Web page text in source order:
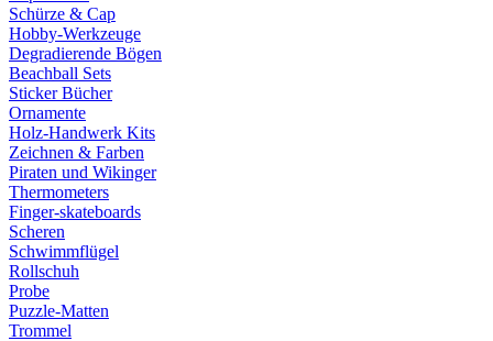
Schürze & Cap
Hobby-Werkzeuge
Degradierende Bögen
Beachball Sets
Sticker Bücher
Ornamente
Holz-Handwerk Kits
Zeichnen & Farben
Piraten und Wikinger
Thermometers
Finger-skateboards
Scheren
Schwimmflügel
Rollschuh
Probe
Puzzle-Matten
Trommel